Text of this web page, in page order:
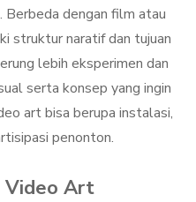
Berbeda dengan film atau
struktur naratif dan tujuan
lebih eksperimen dan
serta konsep yang ingin
art bisa berupa instalasi,
penonton.
Video Art